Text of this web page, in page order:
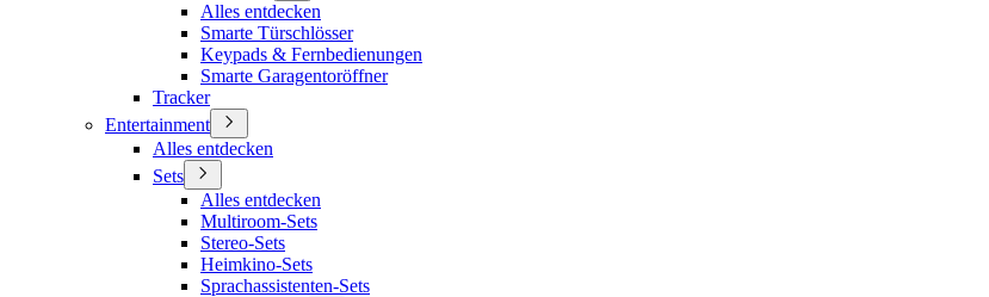
Alles entdecken
Smarte Türschlösser
Keypads & Fernbedienungen
Smarte Garagentoröffner
Tracker
Entertainment
Alles entdecken
Sets
Alles entdecken
Multiroom-Sets
Stereo-Sets
Heimkino-Sets
Sprachassistenten-Sets